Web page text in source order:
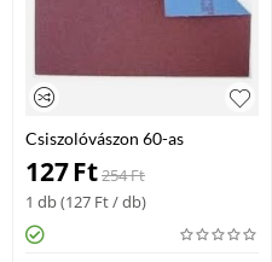
Csiszolóvászon 60-as
127Ft254Ft
1 db (127 Ft/ db)